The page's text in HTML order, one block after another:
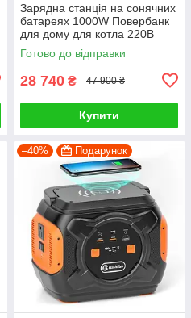
Зарядна станція на сонячних
батареях 1000W Повербанк
для дому для котла 220В
Генератор для квартири
Готово до відправки
28 740 ₴ 47 900 ₴
Купити
–40% Подарунок